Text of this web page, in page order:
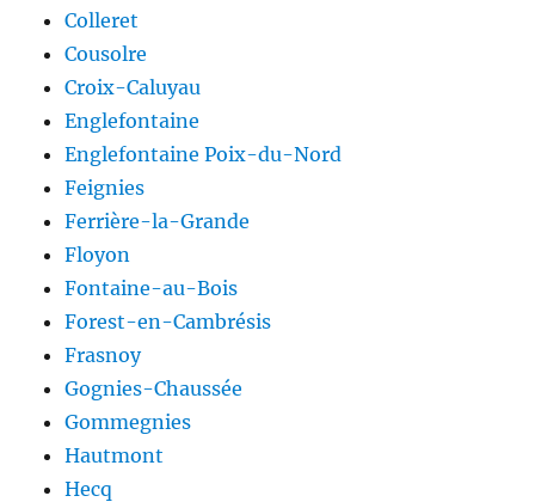
Colleret
Cousolre
Croix-Caluyau
Englefontaine
Englefontaine Poix-du-Nord
Feignies
Ferrière-la-Grande
Floyon
Fontaine-au-Bois
Forest-en-Cambrésis
Frasnoy
Gognies-Chaussée
Gommegnies
Hautmont
Hecq